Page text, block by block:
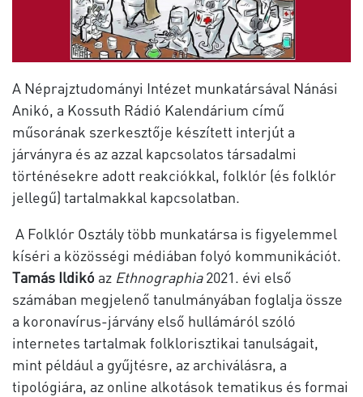
A Néprajztudományi Intézet munkatársával Nánási
Anikó, a Kossuth Rádió Kalendárium című
műsorának szerkesztője készített interjút a
járványra és az azzal kapcsolatos társadalmi
történésekre adott reakciókkal, folklór (és folklór
jellegű) tartalmakkal kapcsolatban.
A Folklór Osztály több munkatársa is figyelemmel
kíséri a közösségi médiában folyó kommunikációt.
Tamás Ildikó az Ethnographia2021. évi első
számában megjelenő tanulmányában foglalja össze
a koronavírus-járvány első hullámáról szóló
internetes tartalmak folklorisztikai tanulságait,
mint például a gyűjtésre, az archiválásra, a
tipológiára, az online alkotások tematikus és formai